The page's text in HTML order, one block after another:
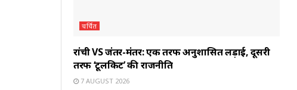
चर्चित
रांची VS जंतर-मंतर: एक तरफ अनुशासित लड़ाई, दूसरी
तरफ ‘टूलकिट’ की राजनीति
7 AUGUST 2026